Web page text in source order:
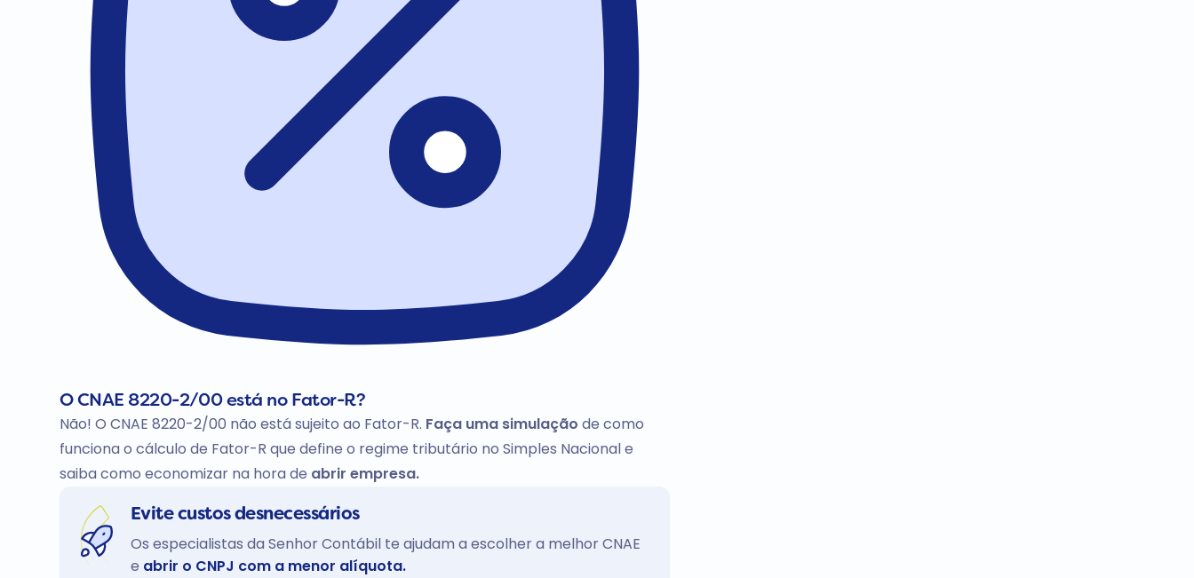
O CNAE 8220-2/00 está no Fator-R?
Não! O CNAE 8220-2/00 não está sujeito ao Fator-R. Faça uma simulação de como
funciona o cálculo de Fator-R que define o regime tributário no Simples Nacional e
saiba como economizar na hora de abrir empresa.
Evite custos desnecessários
Os especialistas da Senhor Contábil te ajudam a escolher a melhor CNAE
e abrir o CNPJ com a menor alíquota.